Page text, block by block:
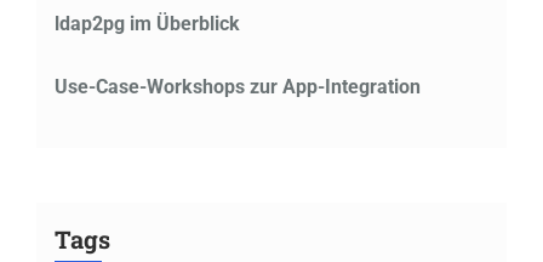
ldap2pg im Überblick
Use-Case-Workshops zur App-Integration
Tags